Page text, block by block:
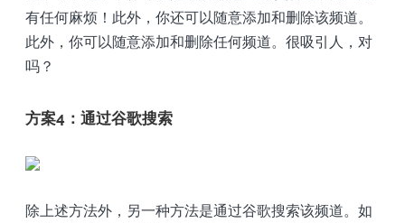
有任何麻烦！此外，你还可以随意添加和删除该频道。
此外，你可以随意添加和删除任何频道。很吸引人，对
吗？
方案4：通过谷歌搜索
除上述方法外，另一种方法是通过谷歌搜索该频道。如